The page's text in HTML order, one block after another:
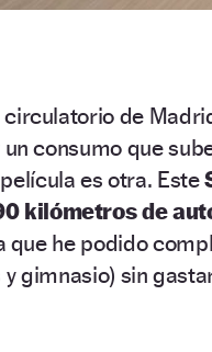
circulatorio de
consumo que
es otra. Este
kilómetros de
que he podido
gimnasio) sin